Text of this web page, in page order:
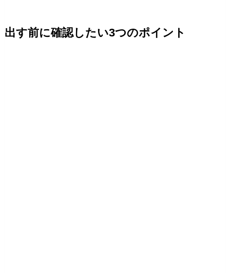
出す前に確認したい3つのポイント